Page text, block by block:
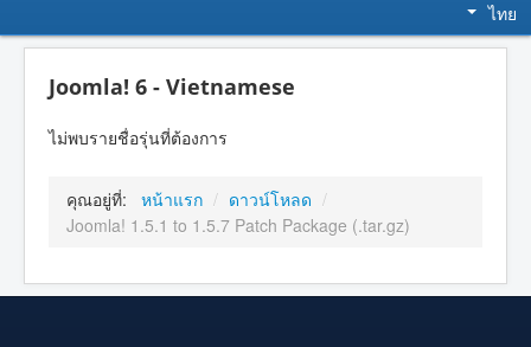
ไทย
Joomla! 6 - Vietnamese
ไม่พบรายชื่อรุ่นที่ต้องการ
คุณอยู่ที่: หน้าแรก / ดาวน์โหลด /
Joomla! 1.5.1 to 1.5.7 Patch Package (.tar.gz)